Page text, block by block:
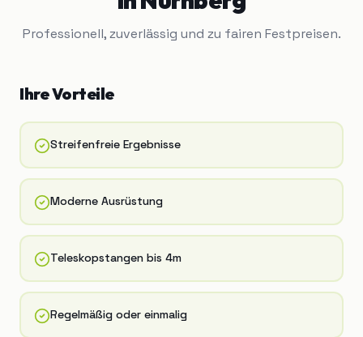
Professionell, zuverlässig und zu fairen Festpreisen.
Ihre Vorteile
Streifenfreie Ergebnisse
Moderne Ausrüstung
Teleskopstangen bis 4m
Regelmäßig oder einmalig